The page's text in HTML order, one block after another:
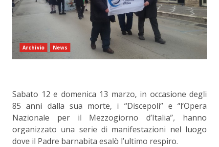
Archivio News
Sabato 12 e domenica 13 marzo, in occasione degli
85 anni dalla sua morte, i “Discepoli” e “l’Opera
Nazionale per il Mezzogiorno d’Italia”, hanno
organizzato una serie di manifestazioni nel luogo
dove il Padre barnabita esalò l’ultimo respiro.